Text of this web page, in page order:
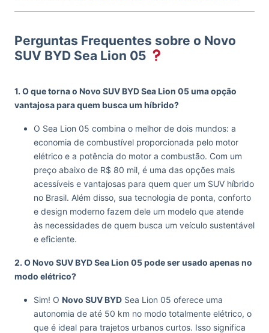
Perguntas Frequentes sobre o Novo
SUV BYD Sea Lion 05
1. O que torna o Novo SUV BYD Sea Lion 05 uma opção
vantajosa para quem busca um híbrido?
O Sea Lion 05 combina o melhor de dois mundos: a
economia de combustível proporcionada pelo motor
elétrico e a potência do motor a combustão. Com um
preço abaixo de R$ 80 mil, é uma das opções mais
acessíveis e vantajosas para quem quer um SUV híbrido
no Brasil. Além disso, sua tecnologia de ponta, conforto
e design moderno fazem dele um modelo que atende
às necessidades de quem busca um veículo sustentável
e eficiente.
2. O Novo SUV BYD Sea Lion 05 pode ser usado apenas no
modo elétrico?
Sim! O Novo SUV BYD Sea Lion 05 oferece uma
autonomia de até 50 km no modo totalmente elétrico, o
que é ideal para trajetos urbanos curtos. Isso significa